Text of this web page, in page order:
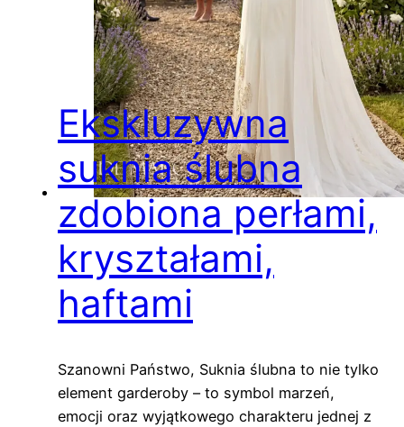
Ekskluzywna
suknia ślubna
zdobiona perłami,
kryształami,
haftami
Szanowni Państwo, Suknia ślubna to nie tylko
element garderoby – to symbol marzeń,
emocji oraz wyjątkowego charakteru jednej z